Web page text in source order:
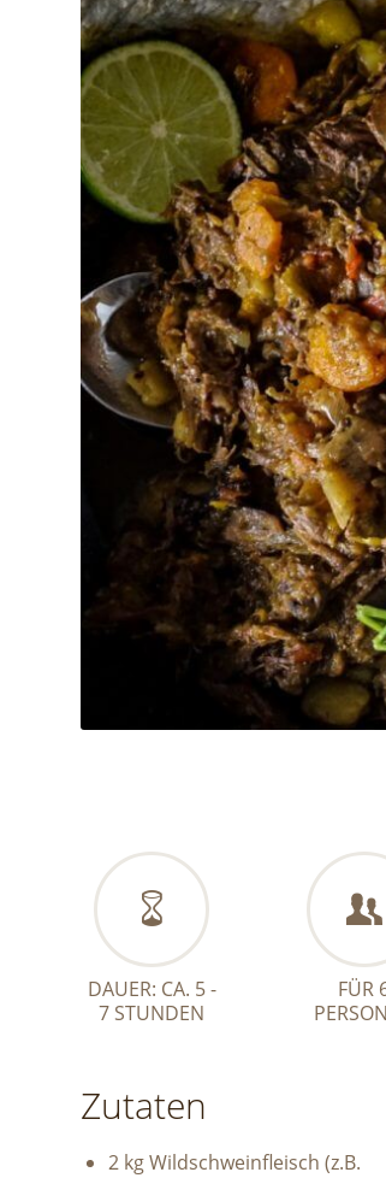
DAUER: CA. 5 -
7 STUNDEN
FÜR
Zutaten
2 kg Wildschweinfleisch (z.B.